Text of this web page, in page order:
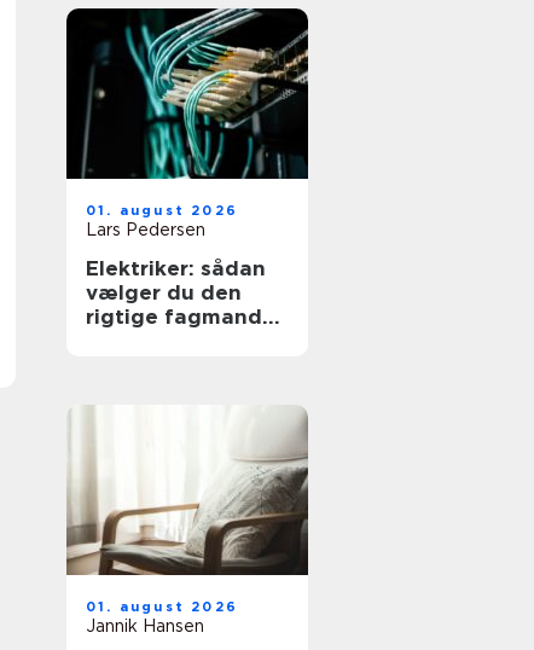
01. august 2026
Lars Pedersen
Elektriker: sådan
vælger du den
rigtige fagmand
01. august 2026
Jannik Hansen